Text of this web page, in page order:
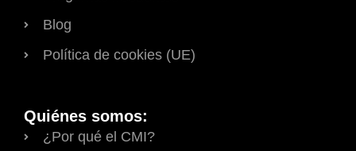
Blog
Política de cookies (UE)
Quiénes somos:
¿Por qué el CMI?